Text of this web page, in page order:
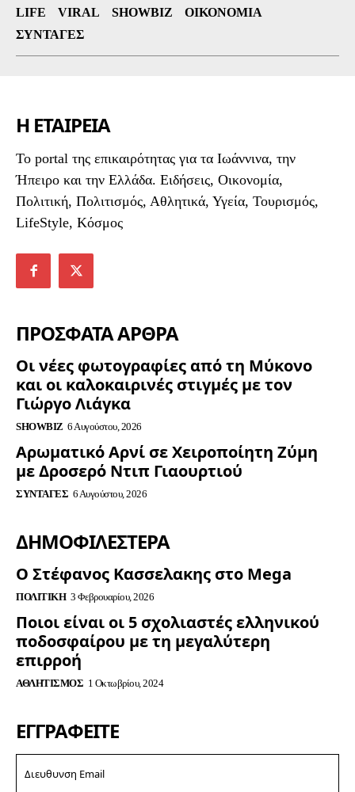
LIFE
VIRAL SHOWBIZ
ΟΙΚΟΝΟΜΊΑ
ΣΥΝΤΑΓΈΣ
Η ΕΤΑΙΡΕΙΑ
To portal της επικαιρότητας για τα Ιωάννινα, την
Ήπειρο και την Ελλάδα. Ειδήσεις, Οικονομία,
Πολιτική, Πολιτισμός, Αθλητικά, Υγεία, Τουρισμός,
LifeStyle, Κόσμος
ΠΡΟΣΦΑΤΑ ΑΡΘΡΑ
Οι νέες φωτογραφίες από τη Μύκονο
και οι καλοκαιρινές στιγμές με τον
Γιώργο Λιάγκα
SHOWBIZ 6 Αυγούστου, 2026
Αρωματικό Αρνί σε Χειροποίητη Ζύμη
με Δροσερό Ντιπ Γιαουρτιού
ΣΥΝΤΑΓΈΣ 6 Αυγούστου, 2026
ΔΗΜΟΦΙΛΈΣΤΕΡΑ
Ο Στέφανος Κασσελακης στο Mega
ΠΟΛΙΤΙΚΉ 3 Φεβρουαρίου, 2026
Ποιοι είναι οι 5 σχολιαστές ελληνικού
ποδοσφαίρου με τη μεγαλύτερη
επιρροή
ΑΘΛΗΤΙΣΜΌΣ 1 Οκτωβρίου, 2024
ΕΓΓΡΑΦΕΊΤΕ